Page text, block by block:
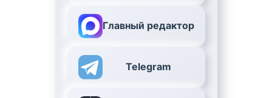
Главный редактор
Telegram